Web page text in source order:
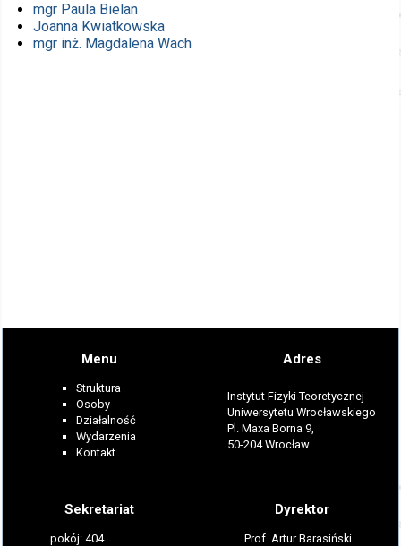
mgr Paula Bielan
Joanna Kwiatkowska
mgr inż. Magdalena Wach
Menu
Struktura
Osoby
Działalność
Wydarzenia
Kontakt
Adres
Instytut Fizyki Teoretycznej
Uniwersytetu Wrocławskiego
Pl. Maxa Borna 9,
50-204 Wrocław
Sekretariat
pokój: 404
Dyrektor
Prof. Artur Barasiński